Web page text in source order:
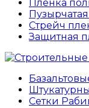
Пленка
Cтрейч
Защитная
Сетки